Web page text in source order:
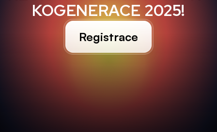
KOGENERACE 2025!
Registrace